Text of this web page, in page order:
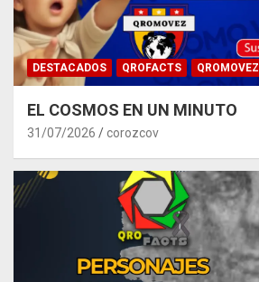
DESTACADOS QROFACTS QROMOVEZ
EL COSMOS EN UN MINUTO
31/07/2026 corozcov